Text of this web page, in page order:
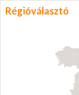
Régióválasztó